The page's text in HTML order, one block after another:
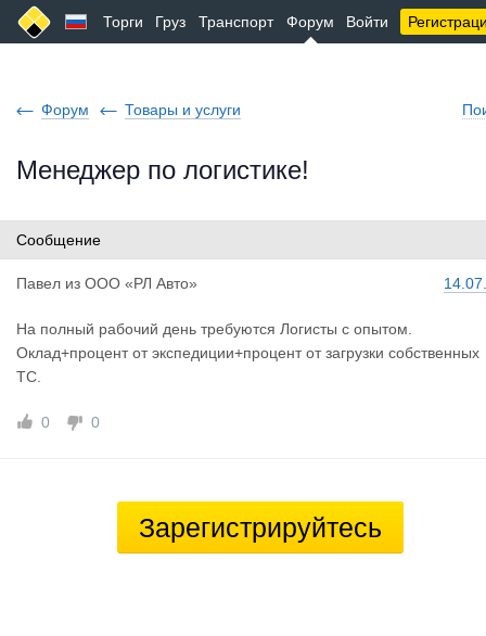
Торги Груз Транспорт Форум Войти
Форум Товары и услуги
Менеджер по логистике!
Сообщение
Павел из ООО «РЛ Авто»
На полный рабочий день требуются Логисты с опытом.
Оклад+процент от экспедиции+процент от загрузки собственных
ТС.
0 0
Зарегистрируйтесь